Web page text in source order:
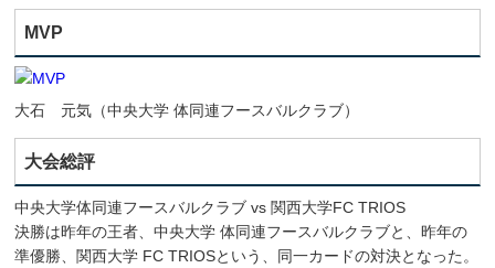
MVP
大石 元気（中央大学 体同連フースバルクラブ）
大会総評
中央大学体同連フースバルクラブ vs 関西大学FC TRIOS
決勝は昨年の王者、中央大学 体同連フースバルクラブと、昨年の
準優勝、関西大学 FC TRIOSという、同一カードの対決となった。